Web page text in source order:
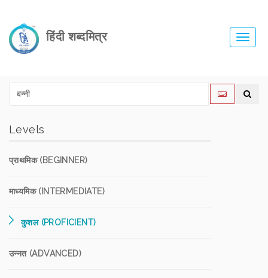
हिंदी शब्दमित्र
Levels
प्राथमिक (BEGINNER)
माध्यमिक (INTERMEDIATE)
कुशल (PROFICIENT)
उन्नत (ADVANCED)